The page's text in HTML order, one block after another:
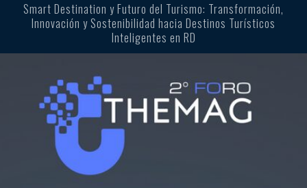
Smart Destination y Futuro del Turismo: Transformación,
Innovación y Sostenibilidad hacia Destinos Turísticos
Inteligentes en RD